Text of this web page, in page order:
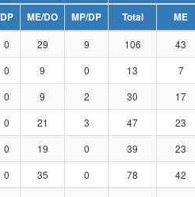
DP ME/DO MP/DP Total ME
0 29 9 106 43
0 9 0 13 7
0 9 2 30 17
0 21 3 47 23
0 19 0 39 23
0 35 0 78 42